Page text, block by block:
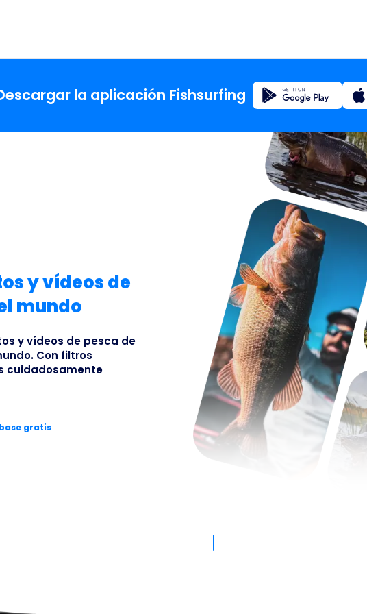
Inicio
Blog
Acerca
la aplicación Fishsurfing
y vídeos de
mundo
y vídeos de pesca de
Con filtros
cuidadosamente
gratis